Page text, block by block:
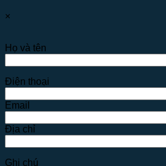
×
Họ và tên
Điện thoại
Email
Địa chỉ
Ghi chú